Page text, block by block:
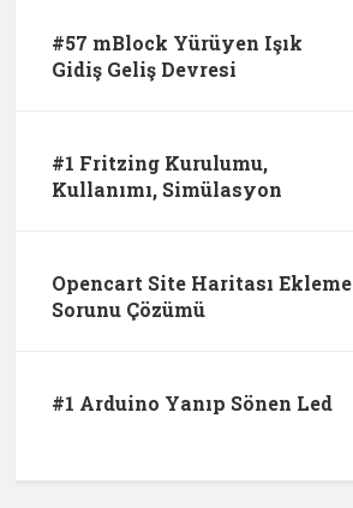
#57 mBlock Yürüyen Işık
Gidiş Geliş Devresi
#1 Fritzing Kurulumu,
Kullanımı, Simülasyon
Opencart Site Haritası Ekleme
Sorunu Çözümü
#1 Arduino Yanıp Sönen Led